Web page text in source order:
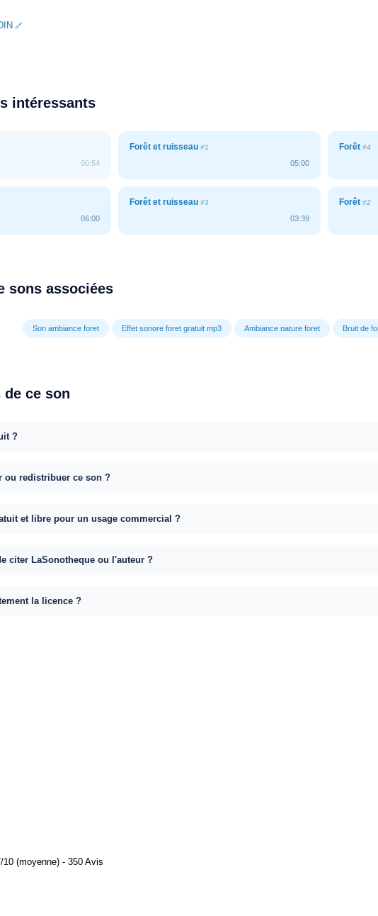
intéressants
00:54
Forêt et ruisseau #1
05:00
Forêt#4
06:00
Forêt et ruisseau #3
03:39
Forêt#2
sons associées
Son ambiance foret Effet sonore foret gratuit mp3 Ambiance nature foret Bruit de
de ce son
?
ou redistribuer ce son ?
et libre pour un usage commercial ?
citer LaSonotheque ou l'auteur ?
la licence ?
/10 (moyenne) - 350 Avis